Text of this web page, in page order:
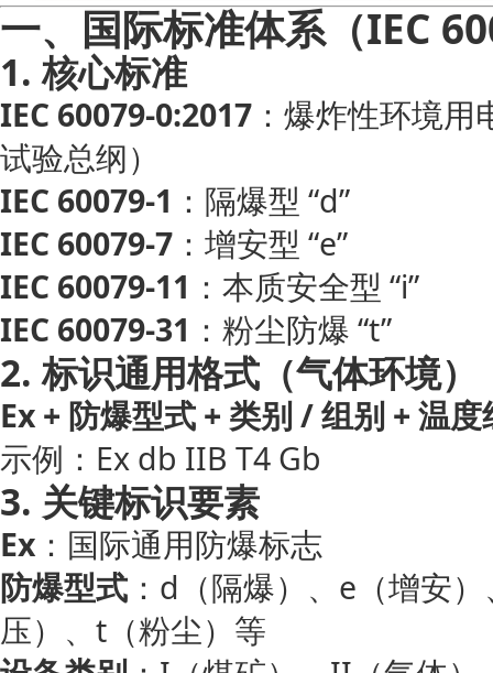
一、国际标准体系（IEC
1. 核心标准
IEC 60079-0:2017 ：爆炸性环境
试验总纲）
IEC 60079-1 ：隔爆型 “d”
IEC 60079-7 ：增安型 “e”
IEC 60079-11 ：本质安全型 “i”
IEC 60079-31 ：粉尘防爆 “t”
2. 标识通用格式（气体环境）
Ex + 防爆型式 + 类别 / 组别 + 温度
示例：Ex db IIB T4 Gb
3. 关键标识要素
Ex ：国际通用防爆标志
防爆型式 ：d（隔爆）、e（增安
压）、t（粉尘）等